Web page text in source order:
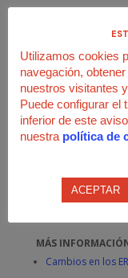
Retorno al lugar
Asistencia y
personas con
vulnerables.
Desplazamiento
Por causa de
debidamente
MÁS
Cambios en los
Utilizamos cookies
navegación,
nuestros visitantes
Puede configurar el
inferior de este
nuestra política de
ACEPTAR